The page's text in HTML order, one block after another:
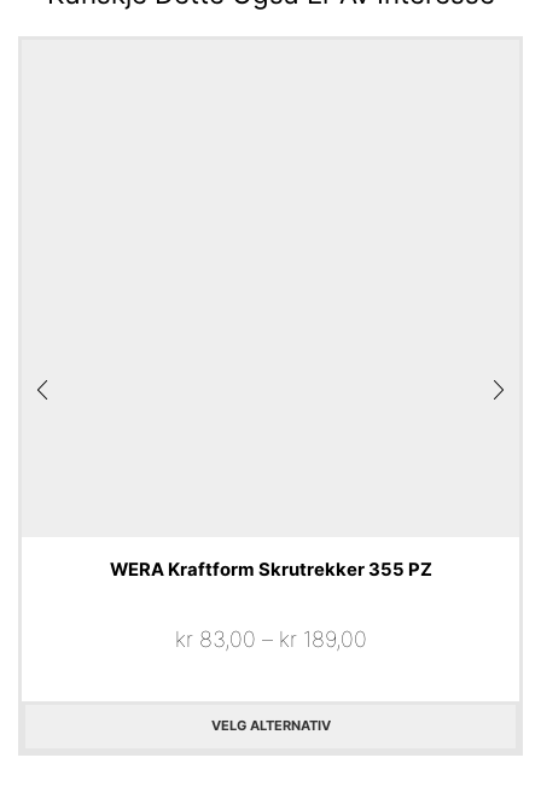
WERA Kraftform Skrutrekker 355 PZ
kr83,00 – kr189,00
VELG ALTERNATIV